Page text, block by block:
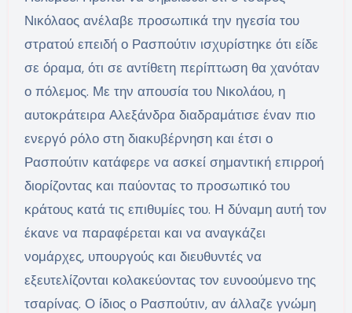
Νικόλαος ανέλαβε προσωπικά την ηγεσία του
στρατού επειδή ο Ρασπούτιν ισχυρίστηκε ότι είδε
σε όραμα, ότι σε αντίθετη περίπτωση θα χανόταν
ο πόλεμος. Με την απουσία του Νικολάου, η
αυτοκράτειρα Αλεξάνδρα διαδραμάτισε έναν πιο
ενεργό ρόλο στη διακυβέρνηση και έτσι ο
Ρασπούτιν κατάφερε να ασκεί σημαντική επιρροή
διορίζοντας και παύοντας το προσωπικό του
κράτους κατά τις επιθυμίες του. Η δύναμη αυτή τον
έκανε να παραφέρεται και να αναγκάζει
νομάρχες, υπουργούς και διευθυντές να
εξευτελίζονται κολακεύοντας τον ευνοούμενο της
τσαρίνας. Ο ίδιος ο Ρασπούτιν, αν άλλαζε γνώμη